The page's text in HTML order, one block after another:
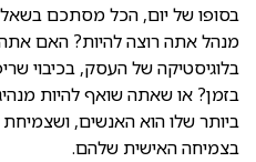
בסופו של יום, הכל מסתכם
מנהל אתה רוצה להיות? האם
בלוגיסטיקה של העסק, בכיבוי
בזמן? או שאתה שואף להיות
ביותר שלו הוא האנשים,
בצמיחה האישית שלהם.